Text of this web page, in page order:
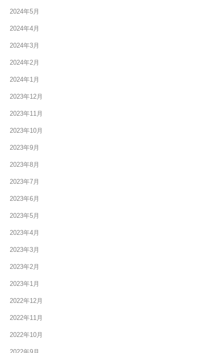
2024年5月
2024年4月
2024年3月
2024年2月
2024年1月
2023年12月
2023年11月
2023年10月
2023年9月
2023年8月
2023年7月
2023年6月
2023年5月
2023年4月
2023年3月
2023年2月
2023年1月
2022年12月
2022年11月
2022年10月